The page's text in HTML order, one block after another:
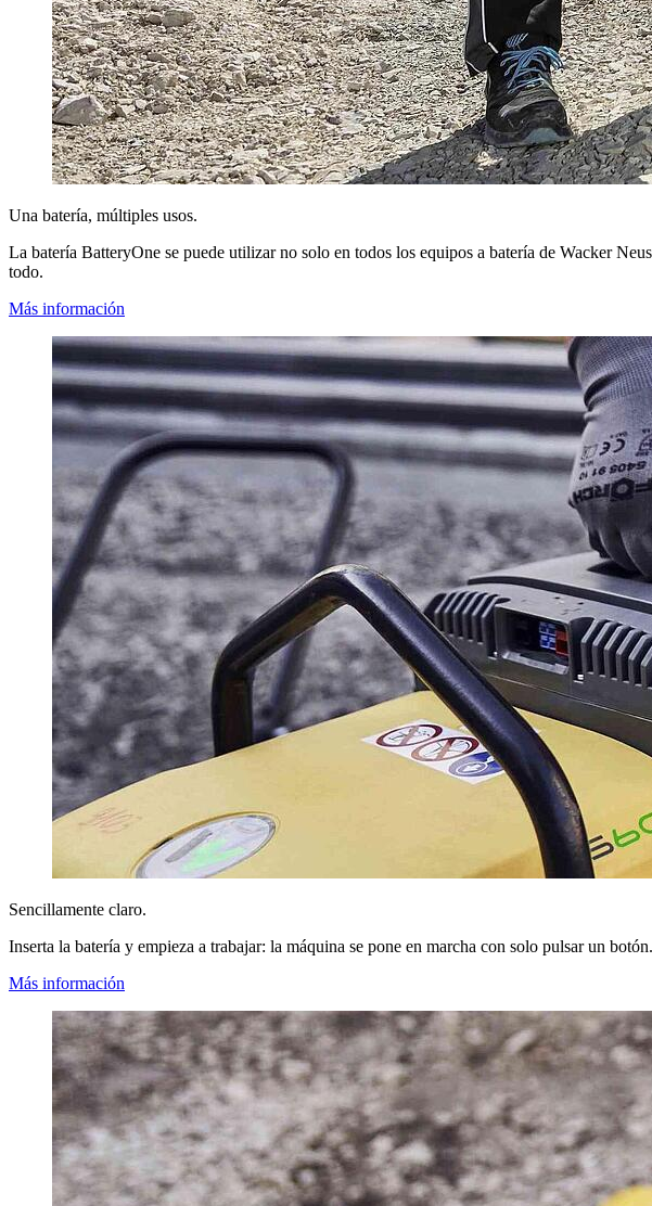
Una batería, múltiples usos.
La batería BatteryOne se puede utilizar no solo en todos los equipos a batería de Wacker
todo.
Más información
Sencillamente claro.
Inserta la batería y empieza a trabajar: la máquina se pone en marcha con solo pulsar un
Más información